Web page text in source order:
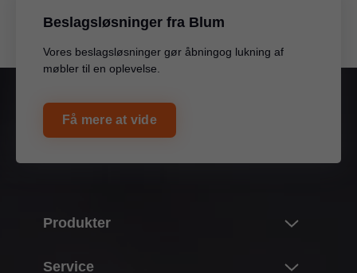
Beslagsløsninger fra Blum
Vores beslagsløsninger gør åbningog lukning af
møbler til en oplevelse.
Få mere at vide
Produkter
Service